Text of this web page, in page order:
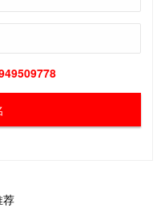
荐